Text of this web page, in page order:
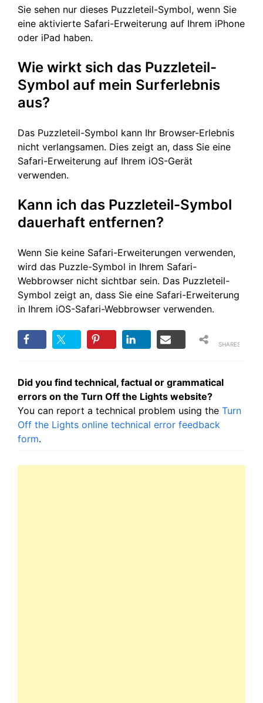
Sie sehen nur dieses Puzzleteil-Symbol, wenn Sie
eine aktivierte Safari-Erweiterung auf Ihrem iPhone
oder iPad haben.
Wie wirkt sich das Puzzleteil-
Symbol auf mein Surferlebnis
aus?
Das Puzzleteil-Symbol kann Ihr Browser-Erlebnis
nicht verlangsamen. Dies zeigt an, dass Sie eine
Safari-Erweiterung auf Ihrem iOS-Gerät
verwenden.
Kann ich das Puzzleteil-Symbol
dauerhaft entfernen?
Wenn Sie keine Safari-Erweiterungen verwenden,
wird das Puzzle-Symbol in Ihrem Safari-
Webbrowser nicht sichtbar sein. Das Puzzleteil-
Symbol zeigt an, dass Sie eine Safari-Erweiterung
in Ihrem iOS-Safari-Webbrowser verwenden.
SHARES
Did you find technical, factual or grammatical
errors on the Turn Off the Lights website?
You can report a technical problem using the Turn
Off the Lights online technical error feedback
form.